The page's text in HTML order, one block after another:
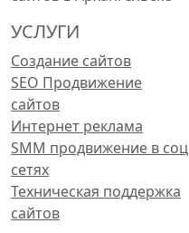
УСЛУГИ
Создание сайтов
SEO Продвижение
сайтов
Интернет реклама
SMM продвижение в соц
сетях
Техническая поддержка
сайтов